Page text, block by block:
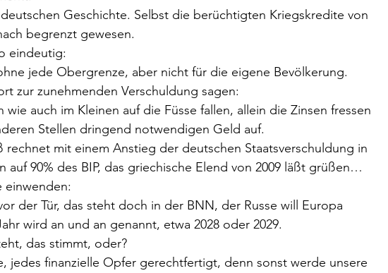
Geschichte. Selbst die berüchtigten Kriegskredite von
begrenzt gewesen.
eindeutig:
jede Obergrenze, aber nicht für die eigene Bevölkerung.
zur zunehmenden Verschuldung sagen:
wie auch im Kleinen auf die Füsse fallen, allein die Zinsen fressen
Stellen dringend notwendigen Geld auf.
rechnet mit einem Anstieg der deutschen Staatsverschuldung in
auf 90% des BIP, das griechische Elend von 2009 läßt grüßen…
einwenden:
der Tür, das steht doch in der BNN, der Russe will Europa
wird an und an genannt, etwa 2028 oder 2029.
das stimmt, oder?
jedes finanzielle Opfer gerechtfertigt, denn sonst werde unsere